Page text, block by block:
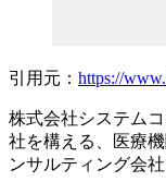
引用元： https://
株式会社システム
社を構える、医療
ンサルティング会社